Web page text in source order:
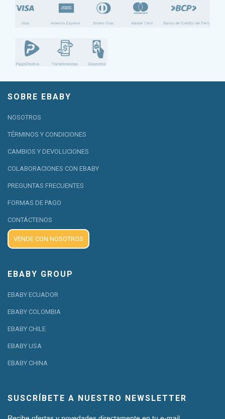
SOBRE EBABY
NOSOTROS
TÉRMINOS Y CONDICIONES
CAMBIOS Y DEVOLUCIONES
COLABORACIONES CON EBABY
PREGUNTAS FRECUENTES
FORMAS DE PAGO
CONTÁCTENOS
VENDE CON NOSOTROS
EBABY GROUP
EBABY ECUADOR
EBABY COLOMBIA
EBABY CHILE
EBABY USA
EBABY CHINA
SUSCRÍBETE A NUESTRO NEWSLETTER